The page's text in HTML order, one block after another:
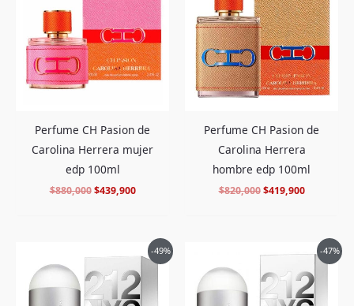
Perfume CH Pasion de
Carolina Herrera mujer
edp 100ml
$880,000
$880,000.
$439,900
$439,900.
Perfume CH Pasion de
Carolina Herrera
hombre edp 100ml
$820,000
$820,000.
$419,900
$419,900.
-49%
precio
original
era:
$890,000.
precio
actual
es:
$449,900.
-47%
precio
original
era:
$640,000.
precio
actual
es:
$335,900.